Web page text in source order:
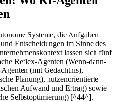
Systeme, die Aufgaben
Entscheidungen im Sinne des
lassen sich fünf
Reflex-Agenten (Wenn-dann-
(mit Gedächtnis),
Planung), nutzenorientierte
Aufwand und Ertrag) sowie
Selbstoptimierung) [^44^].